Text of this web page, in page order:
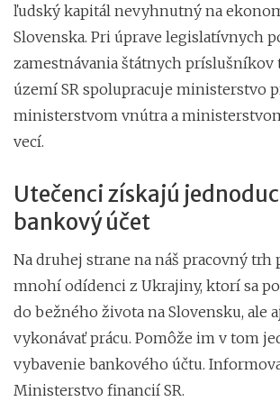
ľudský kapitál nevyhnutný na
Slovenska. Pri úprave legislatívnych
zamestnávania štátnych
území SR spolupracuje ministerstvo
ministerstvom vnútra a
vecí.
Utečenci získajú
bankový účet
Na druhej strane na náš pracovný trh
mnohí odídenci z Ukrajiny, ktorí sa
do bežného života na Slovensku, ale
vykonávať prácu. Pomôže im v tom
vybavenie bankového účtu.
Ministerstvo financií SR.